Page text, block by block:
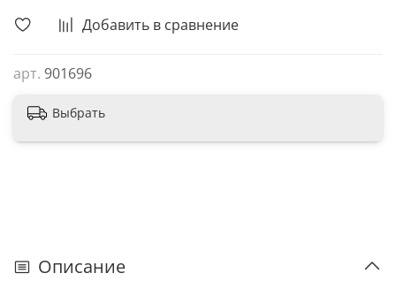
Добавить в сравнение
арт. 901696
Выбрать
Описание